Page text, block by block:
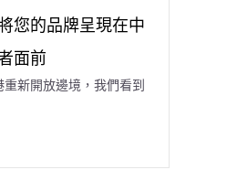
您的品牌呈現在中
面前
新開放邊境，我們看到